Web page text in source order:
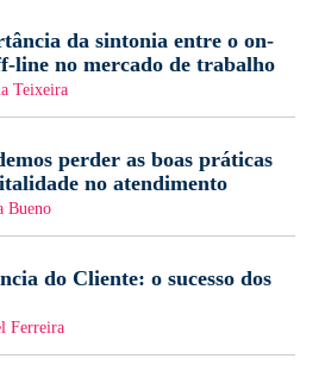
da sintonia entre o on-
line no mercado de trabalho
Teixeira
perder as boas práticas
no atendimento
Bueno
do Cliente: o sucesso dos
Ferreira